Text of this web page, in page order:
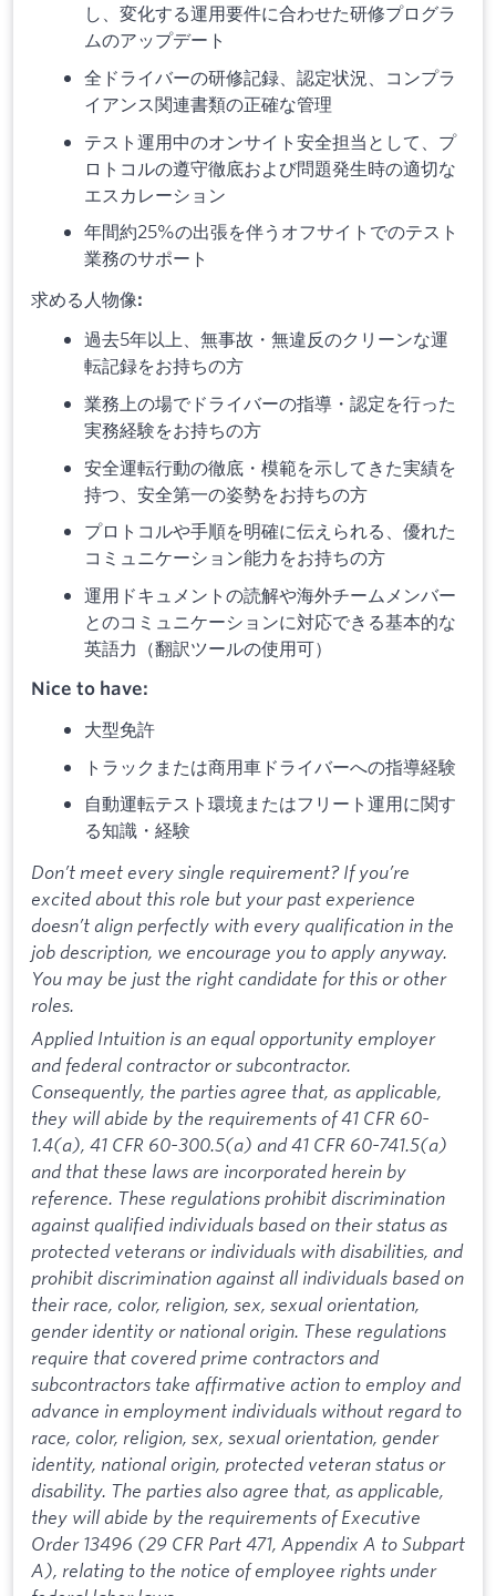
し、変化する運用要件に合わせた研修プログラ
ムのアップデート
全ドライバーの研修記録、認定状況、コンプラ
イアンス関連書類の正確な管理
テスト運用中のオンサイト安全担当として、プ
ロトコルの遵守徹底および問題発生時の適切な
エスカレーション
年間約25%の出張を伴うオフサイトでのテスト
業務のサポート
求める人物像:
過去5年以上、無事故・無違反のクリーンな運
転記録をお持ちの方
業務上の場でドライバーの指導・認定を行った
実務経験をお持ちの方
安全運転行動の徹底・模範を示してきた実績を
持つ、安全第一の姿勢をお持ちの方
プロトコルや手順を明確に伝えられる、優れた
コミュニケーション能力をお持ちの方
運用ドキュメントの読解や海外チームメンバー
とのコミュニケーションに対応できる基本的な
英語力（翻訳ツールの使用可）
Nice to have:
大型免許
トラックまたは商用車ドライバーへの指導経験
自動運転テスト環境またはフリート運用に関す
る知識・経験
Don’t meet every single requirement? If you’re
excited about this role but your past experience
doesn’t align perfectly with every qualification in the
job description, we encourage you to apply anyway.
You may be just the right candidate for this or other
roles.
Applied Intuition is an equal opportunity employer
and federal contractor or subcontractor.
Consequently, the parties agree that, as applicable,
they will abide by the requirements of 41 CFR 60-
1.4(a), 41 CFR 60-300.5(a) and 41 CFR 60-741.5(a)
and that these laws are incorporated herein by
reference. These regulations prohibit discrimination
against qualified individuals based on their status as
protected veterans or individuals with disabilities, and
prohibit discrimination against all individuals based on
their race, color, religion, sex, sexual orientation,
gender identity or national origin. These regulations
require that covered prime contractors and
subcontractors take affirmative action to employ and
advance in employment individuals without regard to
race, color, religion, sex, sexual orientation, gender
identity, national origin, protected veteran status or
disability. The parties also agree that, as applicable,
they will abide by the requirements of Executive
Order 13496 (29 CFR Part 471, Appendix A to Subpart
A), relating to the notice of employee rights under